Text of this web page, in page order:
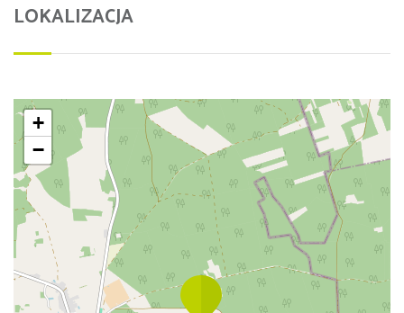
LOKALIZACJA
+
−